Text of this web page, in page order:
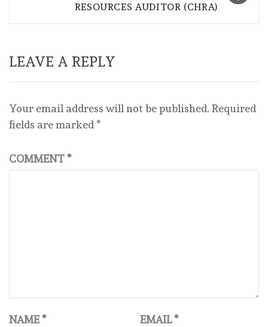
RESOURCES AUDITOR (CHRA)
LEAVE A REPLY
Your email address will not be published. Required
fields are marked*
COMMENT*
NAME* EMAIL*